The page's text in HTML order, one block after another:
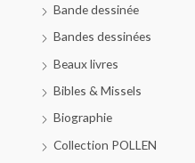
Bande dessinée
Bandes dessinées
Beaux livres
Bibles & Missels
Biographie
Collection POLLEN